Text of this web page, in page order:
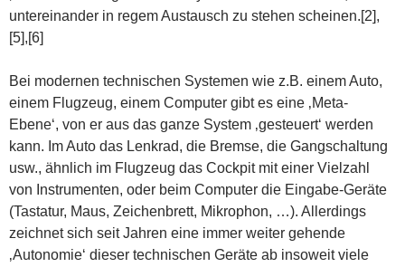
untereinander in regem Austausch zu stehen scheinen.[2],
[5],[6]
Bei modernen technischen Systemen wie z.B. einem Auto,
einem Flugzeug, einem Computer gibt es eine ‚Meta-
Ebene‘, von er aus das ganze System ‚gesteuert‘ werden
kann. Im Auto das Lenkrad, die Bremse, die Gangschaltung
usw., ähnlich im Flugzeug das Cockpit mit einer Vielzahl
von Instrumenten, oder beim Computer die Eingabe-Geräte
(Tastatur, Maus, Zeichenbrett, Mikrophon, …). Allerdings
zeichnet sich seit Jahren eine immer weiter gehende
‚Autonomie‘ dieser technischen Geräte ab insoweit viele